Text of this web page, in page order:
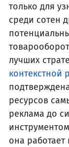
только для
среди сотен
лучших
контекстной
ресурсов
реклама до
она работает